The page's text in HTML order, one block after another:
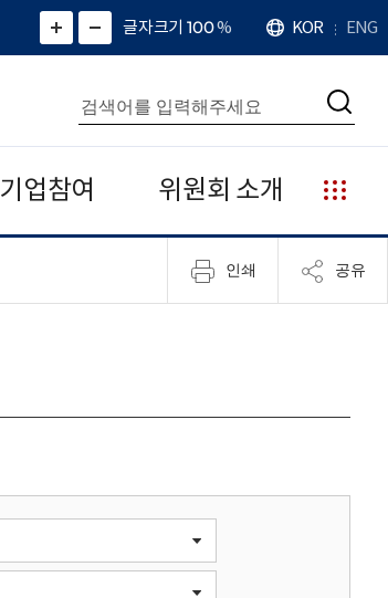
화
면
면
소
확
대
치
글자크기 100%
언
어
KOR ENG
통
합
검
색
검
기업참여 위원회 소개
누
리
집
안
인쇄 공유